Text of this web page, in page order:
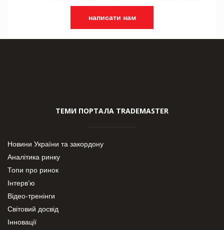
написати нам
ТЕМИ ПОРТАЛА TRADEMASTER
Новини України та закордону
Аналітика ринку
Топи про ринок
Інтерв’ю
Відео-тренінги
Світовий досвід
Інновації